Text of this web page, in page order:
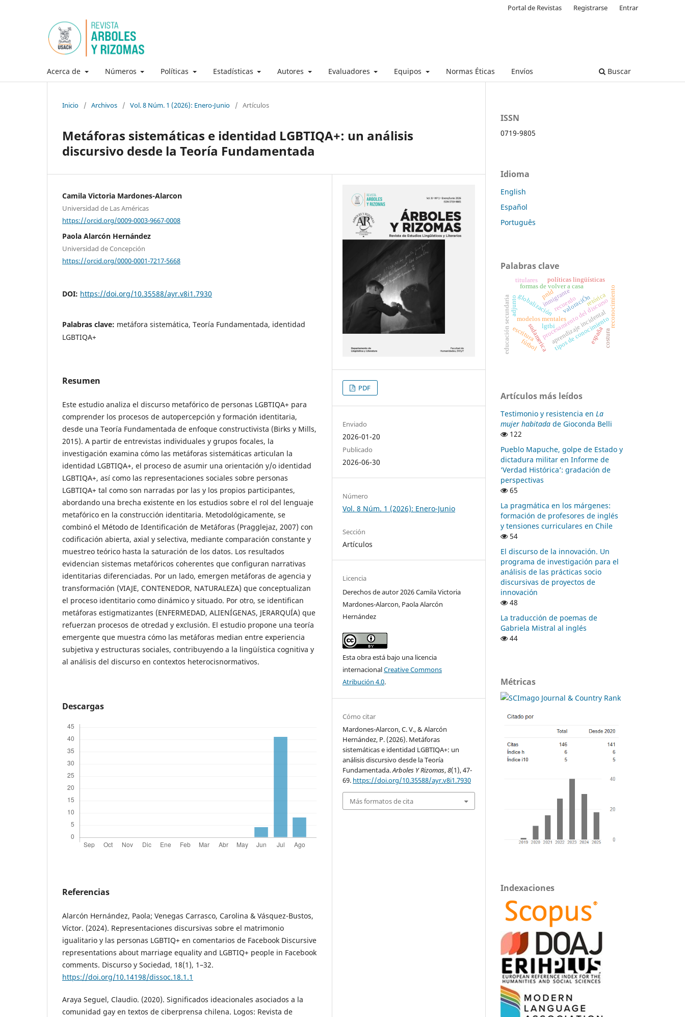
Acerca de Números Políticas Estadísticas Autores Evaluadores Equipos Normas Éticas Envíos Buscar
Portal de Revistas Registrarse Entrar
Inicio / Archivos / Vol. 8 Núm. 1 (2026): Enero-Junio / Artículos
Metáforas sistemáticas e identidad LGBTIQA+: un análisis
discursivo desde la Teoría Fundamentada
Camila Victoria Mardones-Alarcon
Universidad de Las Américas
https://orcid.org/0009-0003-9667-0008
Paola Alarcón Hernández
Universidad de Concepción
https://orcid.org/0000-0001-7217-5668
DOI: https://doi.org/10.35588/ayr.v8i1.7930
Palabras clave: metáfora sistemática, Teoría Fundamentada, identidad
LGBTIQA+
Resumen
Este estudio analiza el discurso metafórico de personas LGBTIQA+ para
comprender los procesos de autopercepción y formación identitaria,
desde una Teoría Fundamentada de enfoque constructivista (Birks y Mills,
2015). A partir de entrevistas individuales y grupos focales, la
investigación examina cómo las metáforas sistemáticas articulan la
identidad LGBTIQA+, el proceso de asumir una orientación y/o identidad
LGBTIQA+, así como las representaciones sociales sobre personas
LGBTIQA+ tal como son narradas por las y los propios participantes,
abordando una brecha existente en los estudios sobre el rol del lenguaje
metafórico en la construcción identitaria. Metodológicamente, se
combinó el Método de Identificación de Metáforas (Pragglejaz, 2007) con
codificación abierta, axial y selectiva, mediante comparación constante y
muestreo teórico hasta la saturación de los datos. Los resultados
evidencian sistemas metafóricos coherentes que configuran narrativas
identitarias diferenciadas. Por un lado, emergen metáforas de agencia y
transformación (VIAJE, CONTENEDOR, NATURALEZA) que conceptualizan
el proceso identitario como dinámico y situado. Por otro, se identifican
metáforas estigmatizantes (ENFERMEDAD, ALIENÍGENAS, JERARQUÍA) que
refuerzan procesos de otredad y exclusión. El estudio propone una teoría
emergente que muestra cómo las metáforas median entre experiencia
subjetiva y estructuras sociales, contribuyendo a la lingüística cognitiva y
al análisis del discurso en contextos heterocisnormativos.
Descargas
Referencias
Alarcón Hernández, Paola; Venegas Carrasco, Carolina & Vásquez-Bustos,
Víctor. (2024). Representaciones discursivas sobre el matrimonio
igualitario y las personas LGBTIQ+ en comentarios de Facebook Discursive
representations about marriage equality and LGBTIQ+ people in Facebook
comments. Discurso y Sociedad, 18(1), 1–32.
https://doi.org/10.14198/dissoc.18.1.1
Araya Seguel, Claudio. (2020). Significados ideacionales asociados a la
comunidad gay en textos de ciberprensa chilena. Logos: Revista de
PDF
Enviado
2026-01-20
Publicado
2026-06-30
Número
Vol. 8 Núm. 1 (2026): Enero-Junio
Sección
Artículos
Licencia
Derechos de autor 2026 Camila Victoria
Mardones-Alarcon, Paola Alarcón
Hernández
Esta obra está bajo una licencia
internacionalCreative Commons
Atribución 4.0.
Cómo citar
Mardones-Alarcon, C. V., & Alarcón
Hernández, P. (2026). Metáforas
sistemáticas e identidad LGBTIQA+: un
análisis discursivo desde la Teoría
Fundamentada.Arboles Y Rizomas,8(1), 47-
69. https://doi.org/10.35588/ayr.v8i1.7930
Más formatos de cita
ISSN
0719-9805
Idioma
English
Español
Português
Palabras clave
procesamiento del discurso
tipos de conocimiento
modelos mentales
españa
sudamerica
globalizacióninmigrante
escritura
formas de volver a casa
valoraciÓn
adjunto
políticas lingüísticas
educación secundaria
pnld
aprendizaje incidental
recuerdo reconocimiento
costura
retórica
titulares
fútbol
lgtbi
Artículos más leídos
Testimonio y resistencia en La
mujer habitada de Gioconda Belli
122
Pueblo Mapuche, golpe de Estado y
dictadura militar en Informe de
‘Verdad Histórica’: gradación de
perspectivas
65
La pragmática en los márgenes:
formación de profesores de inglés
y tensiones curriculares en Chile
54
El discurso de la innovación. Un
programa de investigación para el
análisis de las prácticas socio
discursivas de proyectos de
innovación
48
La traducción de poemas de
Gabriela Mistral al inglés
44
Métricas
Indexaciones